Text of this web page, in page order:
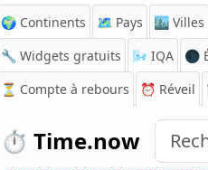
🌍 Continents 🗺️ Pays 🏙️ Villes
🔧 Widgets gratuits
🌬️ IQA 🌑
⏳ Compte à rebours ⏰ Réveil
⏱️ Time.now